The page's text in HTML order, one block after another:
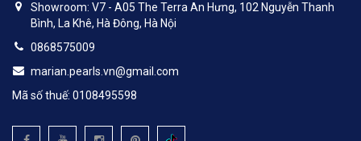
Showroom: V7 - A05 The Terra An Hưng, 102 Nguyễn Thanh
Bình, La Khê, Hà Đông, Hà Nội
0868575009
marian.pearls.vn@gmail.com
Mã số thuế: 0108495598